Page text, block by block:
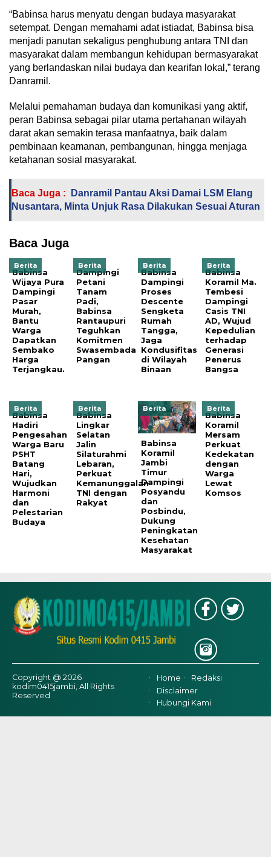
“Babinsa harus menyatu dengan budaya masyarakat
setempat. Dengan memahami adat istiadat, Babinsa bisa
menjadi panutan sekaligus penghubung antara TNI dan
masyarakat dalam membangun kehidupan bermasyarakat
yang berlandaskan nilai budaya dan kearifan lokal,” terang
Danramil.
Melalui pemahaman budaya dan komunikasi yang aktif,
peran Babinsa sebagai pilar utama pertahanan wilayah
darat akan semakin terasa manfaatnya, baik dalam
pembinaan keamanan, pembangunan, hingga menjaga
ketahanan sosial masyarakat.
Baca Juga :
Danramil Pantau Aksi Damai LSM Elang
Nusantara, Minta Unjuk Rasa Dilakukan Sesuai Aturan
Baca Juga
Berita
Babinsa
Wijaya Pura
Dampingi
Pasar
Murah,
Bantu
Warga
Dapatkan
Sembako
Harga
Terjangkau.
Berita
Dampingi
Petani
Tanam
Padi,
Babinsa
Rantaupuri
Teguhkan
Komitmen
Swasembada
Pangan
Berita
Babinsa
Dampingi
Proses
Descente
Sengketa
Rumah
Tangga,
Jaga
Kondusifitas
di Wilayah
Binaan
Berita
Babinsa
Koramil Ma.
Tembesi
Dampingi
Casis TNI
AD, Wujud
Kepedulian
terhadap
Generasi
Penerus
Bangsa
Berita
Babinsa
Hadiri
Pengesahan
Warga Baru
PSHT
Batang
Hari,
Wujudkan
Harmoni
dan
Pelestarian
Budaya
Berita
Babinsa
Lingkar
Selatan
Jalin
Silaturahmi
Lebaran,
Perkuat
Kemanunggalan
TNI dengan
Rakyat
Berita
Babinsa
Koramil
Jambi
Timur
Dampingi
Posyandu
dan
Posbindu,
Dukung
Peningkatan
Kesehatan
Masyarakat
Berita
Babinsa
Koramil
Mersam
Perkuat
Kedekatan
dengan
Warga
Lewat
Komsos
Copyright @ 2026
kodim0415jambi, All Rights
Reserved
Home
Redaksi
Disclaimer
Hubungi Kami